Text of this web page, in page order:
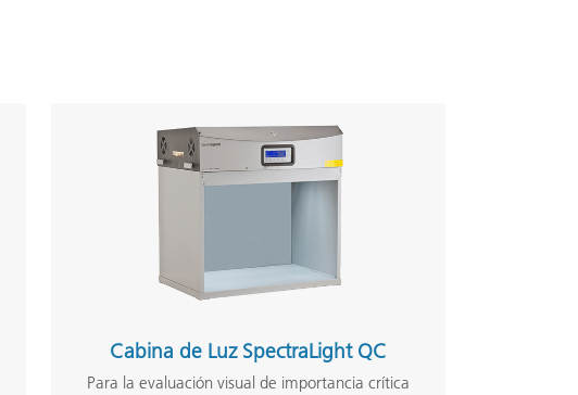
Cabina de Luz SpectraLight QC
Para la evaluación visual de importancia crítica